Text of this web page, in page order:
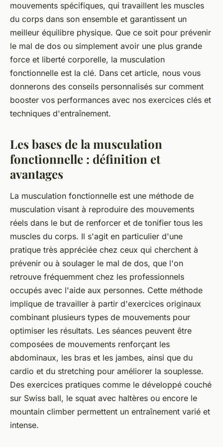
mouvements spécifiques, qui travaillent les muscles
du corps dans son ensemble et garantissent un
meilleur équilibre physique. Que ce soit pour prévenir
le mal de dos ou simplement avoir une plus grande
force et liberté corporelle, la musculation
fonctionnelle est la clé. Dans cet article, nous vous
donnerons des conseils personnalisés sur comment
booster vos performances avec nos exercices clés et
techniques d'entraînement.
Les bases de la musculation
fonctionnelle : définition et
avantages
La musculation fonctionnelle est une méthode de
musculation visant à reproduire des mouvements
réels dans le but de renforcer et de tonifier tous les
muscles du corps. Il s'agit en particulier d'une
pratique très appréciée chez ceux qui cherchent à
prévenir ou à soulager le mal de dos, que l'on
retrouve fréquemment chez les professionnels
occupés avec l'aide aux personnes. Cette méthode
implique de travailler à partir d'exercices originaux
combinant plusieurs types de mouvements pour
optimiser les résultats. Les séances peuvent être
composées de mouvements renforçant les
abdominaux, les bras et les jambes, ainsi que du
cardio et du stretching pour améliorer la souplesse.
Des exercices pratiques comme le développé couché
sur Swiss ball, le squat avec haltères ou encore le
mountain climber permettent un entraînement varié et
intense.